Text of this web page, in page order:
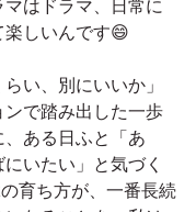
はドラマ、日常に
しいんです😄
い、別にいいか」
ンで踏み出した一歩
ある日ふと「あ
いたい」と気づく
育ち方が、一番長続